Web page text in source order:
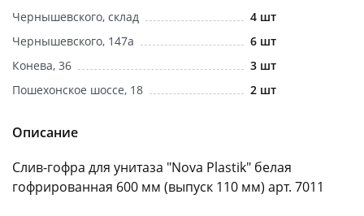
Описание
Слив-гофра для унитаза "Nova Plastik" белая
гофрированная 600 мм (выпуск 110 мм) арт. 7011
Чернышевского, склад
4 шт
Чернышевского, 147а
6 шт
Конева, 36
3 шт
Пошехонское шоссе, 18
2 шт